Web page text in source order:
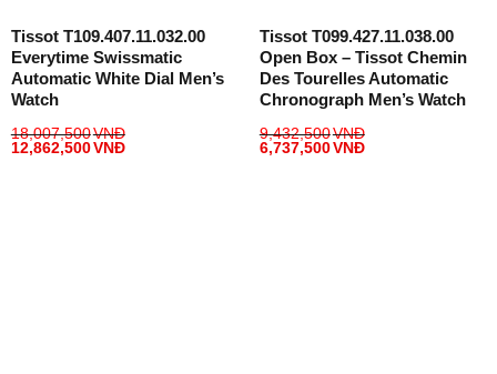
Tissot T109.407.11.032.00
Everytime Swissmatic
Automatic White Dial Men’s
Watch
18,007,500VNĐ
12,862,500VNĐ
Tissot T099.427.11.038.00
Open Box – Tissot Chemin
Des Tourelles Automatic
Chronograph Men’s Watch
9,432,500VNĐ
6,737,500VNĐ